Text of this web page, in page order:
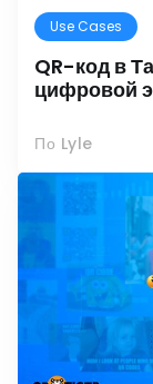
Use Cases
QR-код в
цифровой
По Lyle